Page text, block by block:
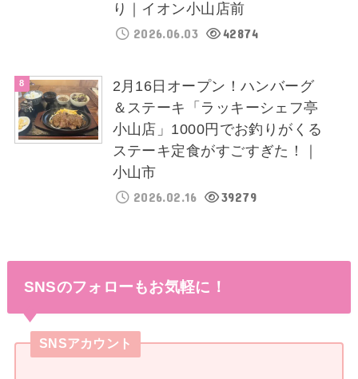
り｜イオン小山店前
2026.06.03 42874
2月16日オープン！ハンバーグ
＆ステーキ「ラッキーシェフ亭
小山店」1000円でお釣りがくる
ステーキ定食がすごすぎた！｜
小山市
2026.02.16 39279
SNSのフォローもお気軽に！
SNSアカウント